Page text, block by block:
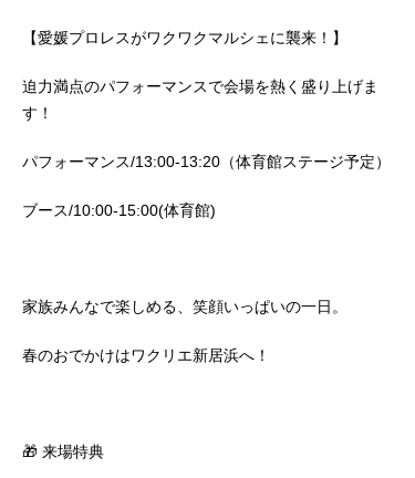
【愛媛プロレスがワクワクマルシェに襲来！】
迫力満点のパフォーマンスで会場を熱く盛り上げま
す！
パフォーマンス/13:00-13:20（体育館ステージ予定）
ブース/10:00-15:00(体育館)
家族みんなで楽しめる、笑顔いっぱいの一日。
春のおでかけはワクリエ新居浜へ！
🎁 来場特典